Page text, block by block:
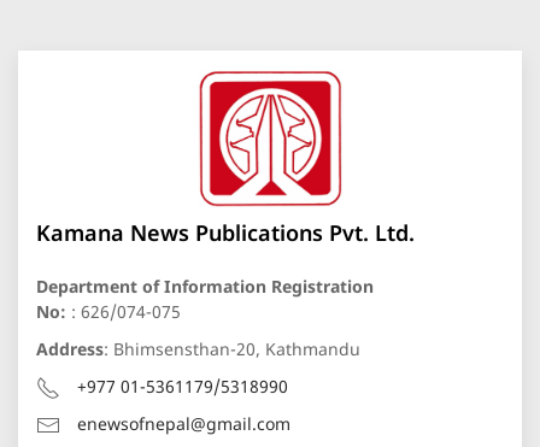
Kamana News Publications Pvt. Ltd.
Department of Information Registration
No: : 626/074-075
Address: Bhimsensthan-20, Kathmandu
+977 01-5361179/5318990
enewsofnepal@gmail.com